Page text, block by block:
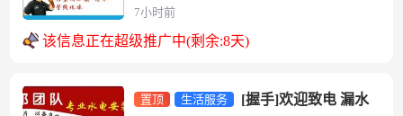
专业阳台窗边漏水 防水 管线化冻
电话13...
7小时前
该信息正在超级推广中(剩余:8天)
置顶 生活服务